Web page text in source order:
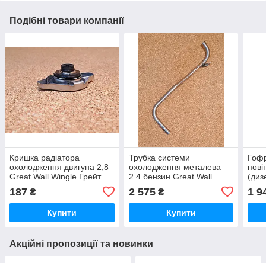
Подібні товари компанії
Кришка радіатора
охолодження двигуна 2,8
Great Wall Wingle Грейт
187 ₴
Купити
Трубка системи
охолодження металева
2.4 бензин Great Wall
2 575₴
Купити
Н5
1
Акційні пропозиції та новинки